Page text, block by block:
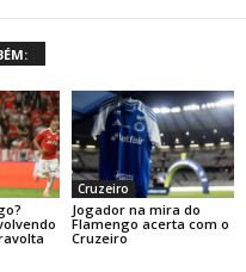
Cruzeiro
Jogador na mira do
Flamengo acerta com o
Cruzeiro